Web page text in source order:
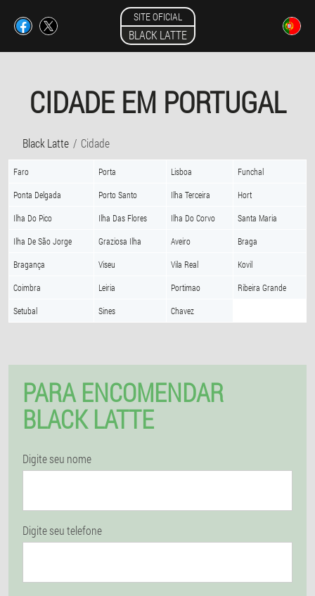
SITE OFICIAL
BLACK LATTE
CIDADE EM PORTUGAL
Black Latte Cidade
Faro Porta Lisboa Funchal
Ponta Delgada Porto Santo Ilha Terceira Hort
Ilha Do Pico Ilha Das Flores Ilha Do Corvo Santa Maria
Ilha De São Jorge Graziosa Ilha Aveiro Braga
Bragança Viseu Vila Real Kovil
Coimbra Leiria Portimao Ribeira Grande
Setubal Sines Chavez
PARA ENCOMENDAR
BLACK LATTE
Digite seu nome
Digite seu telefone